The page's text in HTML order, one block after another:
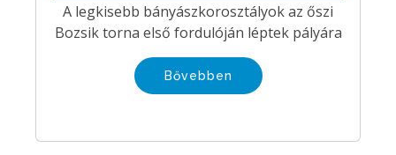
A legkisebb bányászkorosztályok az őszi
Bozsik torna első fordulóján léptek pályára
Bővebben